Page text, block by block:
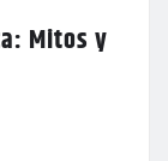
Mitos y